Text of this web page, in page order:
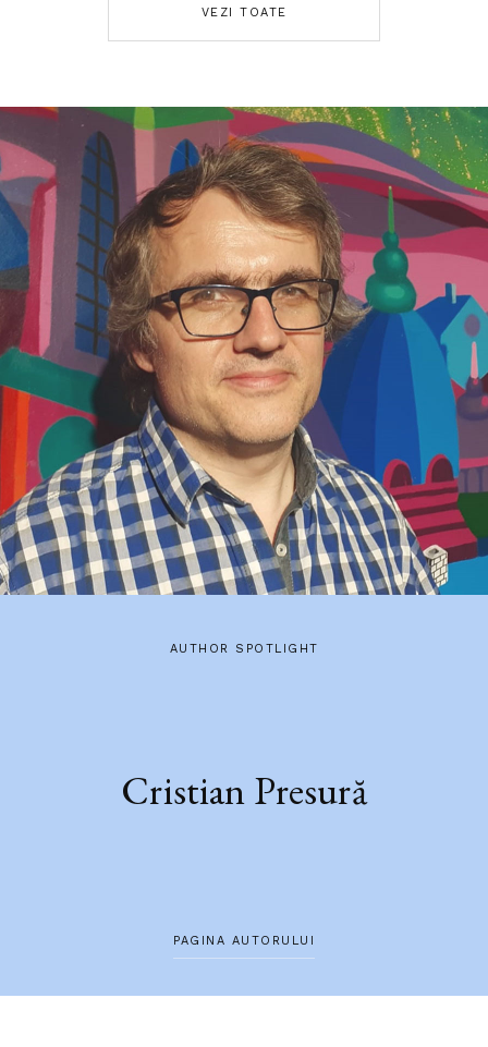
VEZI TOATE
AUTHOR SPOTLIGHT
Cristian Presură
PAGINA AUTORULUI